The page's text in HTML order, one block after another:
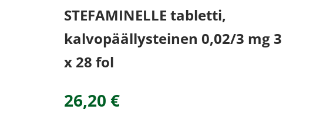
STEFAMINELLE tabletti,
kalvopäällysteinen 0,02/3 mg 3
x 28 fol
26,20 €